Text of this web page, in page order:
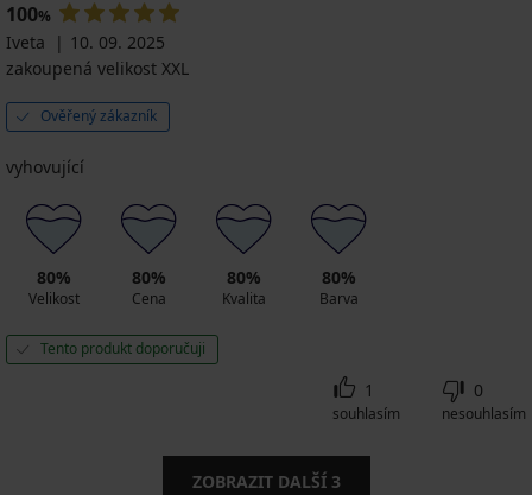
100%
Iveta
10. 09. 2025
zakoupená velikost XXL
Ověřený zákazník
vyhovující
80%
Velikost
80%
Cena
80%
Kvalita
80%
Barva
Tento produkt doporučuji
1
souhlasím
0
nesouhlasím
ZOBRAZIT DALŠÍ 3